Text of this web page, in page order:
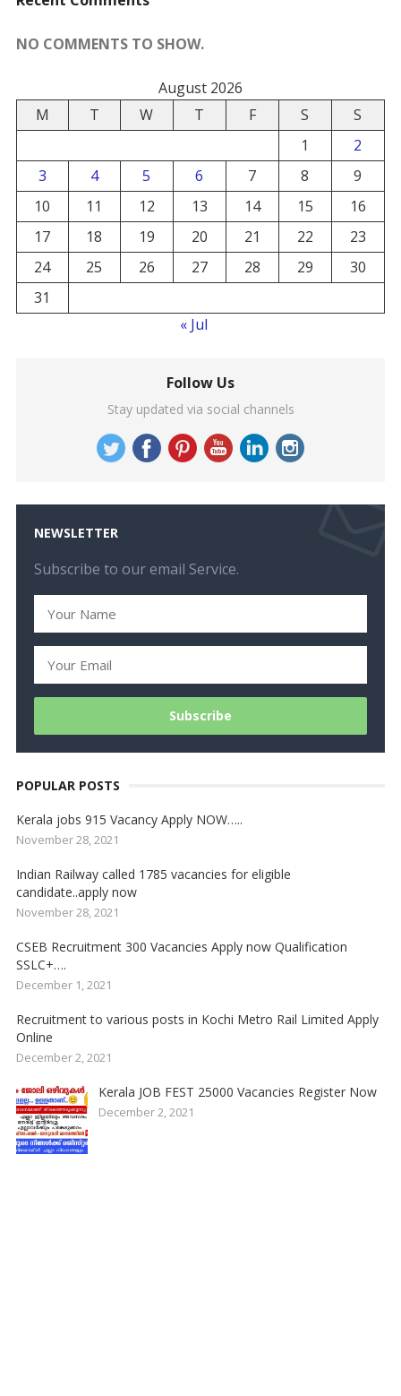
NO COMMENTS TO SHOW.
August 2026
M
T W T F S
S
1
2
3
4 5 6 7 8
9
10
11 12 13 14 15
16
17
18 19 20 21 22
23
24
25 26 27 28 29
30
31
« Jul
Follow Us
Stay updated via social channels
NEWSLETTER
Subscribe to our email Service.
POPULAR POSTS
Kerala jobs 915 Vacancy Apply NOW…..
November 28, 2021
Indian Railway called 1785 vacancies for eligible
candidate..apply now
November 28, 2021
CSEB Recruitment 300 Vacancies Apply now Qualification
SSLC+….
December 1, 2021
Recruitment to various posts in Kochi Metro Rail Limited Apply
Online
December 2, 2021
Kerala JOB FEST 25000 Vacancies Register Now
December 2, 2021